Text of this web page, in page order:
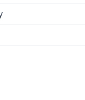
Džeko
Trenčíne sa